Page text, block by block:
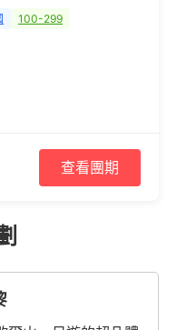
100-299
查看團期